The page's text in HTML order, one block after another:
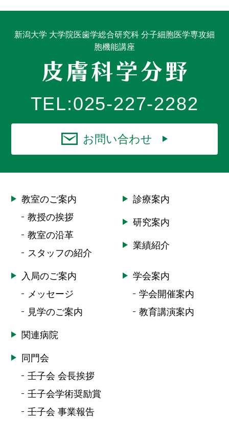
新潟大学 大学院医歯学総合研究科 分子細胞医学専攻細
胞機能講座
TEL:025-227-2282
お問い合わせ
教室のご案内
教授の挨拶
教室の沿革
スタッフの紹介
診療案内
研究案内
業績紹介
入局のご案内
メッセージ
見学のご案内
学会案内
学会開催案内
教育講演案内
関連病院
同門会
壬子会 会長挨拶
壬子会学術奨励賞
壬子会 事業報告